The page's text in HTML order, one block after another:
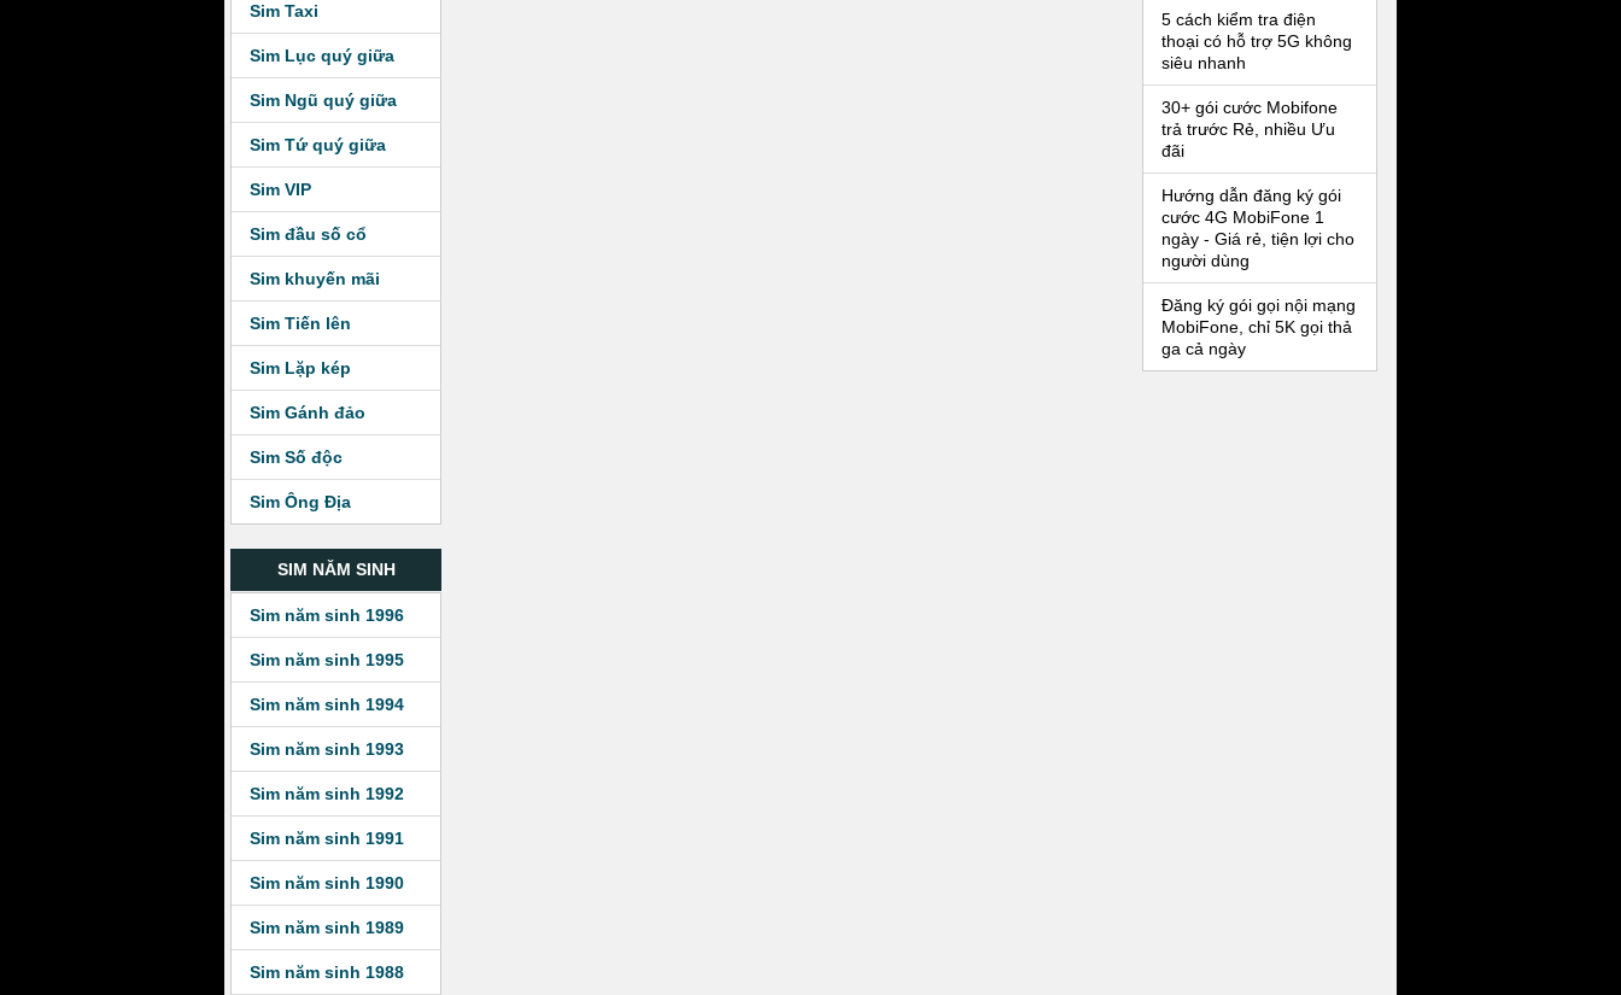
Sim Taxi
Sim Lục quý giữa
Sim Ngũ quý giữa
Sim Tứ quý giữa
Sim VIP
Sim đầu số cổ
Sim khuyến mãi
Sim Tiến lên
Sim Lặp kép
Sim Gánh đảo
Sim Số độc
Sim Ông Địa
SIM NĂM SINH
Sim năm sinh 1996
Sim năm sinh 1995
Sim năm sinh 1994
Sim năm sinh 1993
Sim năm sinh 1992
Sim năm sinh 1991
Sim năm sinh 1990
Sim năm sinh 1989
Sim năm sinh 1988
5 cách kiểm tra điện
thoại có hỗ trợ 5G không
siêu nhanh
30+ gói cước Mobifone
trả trước Rẻ, nhiều Ưu
đãi
Hướng dẫn đăng ký gói
cước 4G MobiFone 1
ngày - Giá rẻ, tiện lợi cho
người dùng
Đăng ký gói gọi nội mạng
MobiFone, chỉ 5K gọi thả
ga cả ngày